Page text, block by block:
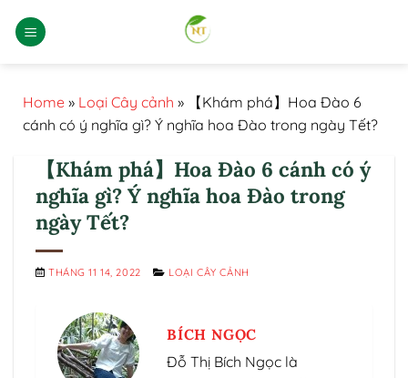
qua
Home » Loại Cây cảnh »
【Khám phá】Hoa Đào 6
cánh có ý nghĩa gì? Ý nghĩa hoa Đào trong ngày Tết?
【Khám phá】Hoa Đào 6 cánh có ý
nghĩa gì? Ý nghĩa hoa Đào trong
ngày Tết?
THÁNG 11 14, 2022 LOẠI CÂY CẢNH
BÍCH NGỌC
Đỗ Thị Bích Ngọc là